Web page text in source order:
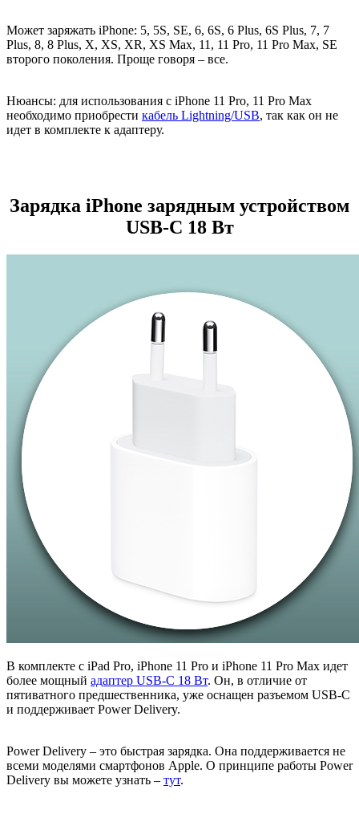
Может заряжать iPhone: 5, 5S, SE, 6, 6S, 6 Plus, 6S Plus, 7, 7
Plus, 8, 8 Plus, X, XS, XR, XS Max, 11, 11 Pro, 11 Pro Max, SE
второго поколения. Проще говоря – все.
Нюансы: для использования с iPhone 11 Pro, 11 Pro Max
необходимо приобрести кабель Lightning/USB, так как он не
идет в комплекте к адаптеру.
Зарядка iPhone зарядным устройством
USB-C 18 Вт
В комплекте с iPad Pro, iPhone 11 Pro и iPhone 11 Pro Max идет
более мощный адаптер USB-C 18 Вт. Он, в отличие от
пятиватного предшественника, уже оснащен разъемом USB-C
и поддерживает Power Delivery.
Power Delivery – это быстрая зарядка. Она поддерживается не
всеми моделями смартфонов Apple. О принципе работы Power
Delivery вы можете узнать – тут.